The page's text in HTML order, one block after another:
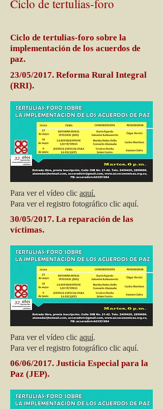
Ciclo de tertulias-foro
Ciclo de tertulias-foro sobre la
implementación de los acuerdos de
paz.
23/05/2017. Reforma Rural Integral
(RRI).
Para ver el vídeo clic aquí.
Para ver el registro fotográfico clic aquí.
30/05/2017. La reparación de las
víctimas.
Para ver el vídeo clic aquí.
Para ver el registro fotográfico clic aquí.
06/06/2017. Justicia Especial para la
Paz (JEP).